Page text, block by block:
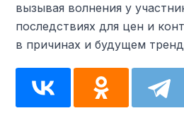
вызывая волнения у
последствиях для цен и
в причинах и будущем